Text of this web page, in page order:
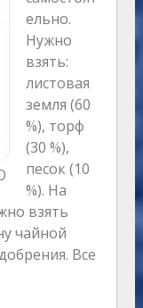
ельно.
Нужно
взять:
листовая
земля (60
%), торф
(30 %),
песок (10
%). На
взять
чайной
Все